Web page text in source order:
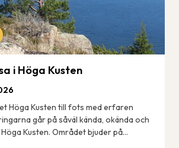
i Höga Kusten
Höga Kusten till fots med erfaren
går på såväl kända, okända och
Kusten. Området bjuder på